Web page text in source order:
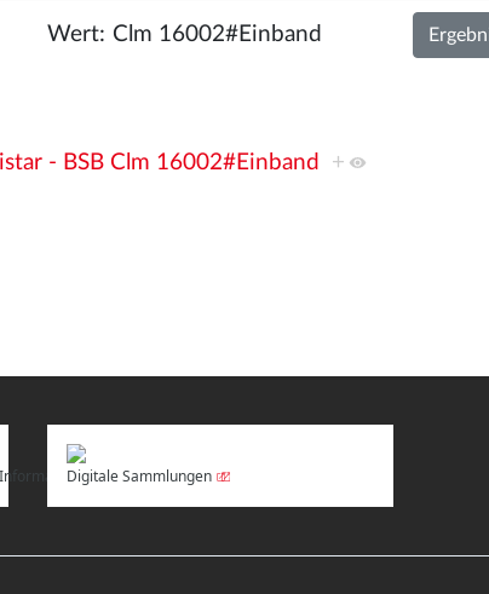
Wert:
- BSB Clm 16002#Einband +
Digitale Sammlungen